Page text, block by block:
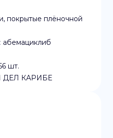
покрытые плёночной
абемациклиб
шт.
КАРИБЕ